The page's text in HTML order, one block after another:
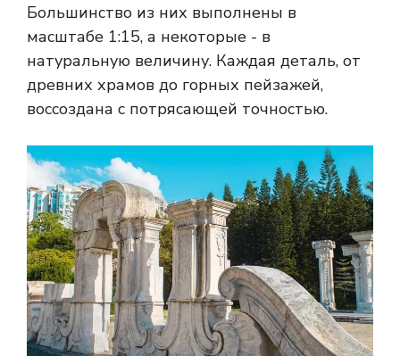
Большинство из них выполнены в
масштабе 1:15, а некоторые - в
натуральную величину. Каждая деталь, от
древних храмов до горных пейзажей,
воссоздана с потрясающей точностью.